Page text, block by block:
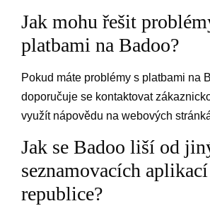
Jak mohu řešit
platbami na Badoo?
Pokud máte problémy s platbami na
doporučuje se kontaktovat
využít nápovědu na webových
Jak se Badoo liší od
seznamovacích
republice?